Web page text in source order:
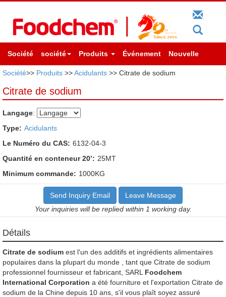
Société société Produits Événement Nouvelle
Société>> Produits >>Acidulants >> Citrate de sodium
Citrate de sodium
Langage:
Type: Acidulants
Le Numéro du CAS: 6132-04-3
Quantité en conteneur 20’: 25MT
Minimum commande: 1000KG
Send Inquiry Email
Leave Message
Your inquiries will be replied within 1 working day.
Détails
Citrate de sodium est l'un des additifs et ingrédients alimentaires
populaires dans la plupart du monde , tant que Citrate de sodium
professionnel fournisseur et fabricant, SARL Foodchem
International Corporation a été fourniture et l'exportation Citrate de
sodium de la Chine depuis 10 ans, s'il vous plaît soyez assuré